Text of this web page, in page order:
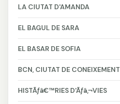
LA CIUTAT D'AMANDA
EL BAGUL DE SARA
EL BASAR DE SOFIA
BCN, CIUTAT DE CONEIXEMENT
HISTÃƒâ€™RIES D'Ãƒâ‚¬VIES